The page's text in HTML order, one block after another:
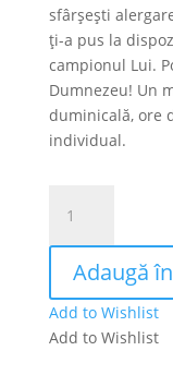
sfârșești
ți-a pus la
campionul Lui.
Dumnezeu! Un
duminicală, ore
individual.
Cum
să
devii
campionul
lui
Dumnezeu
Adaugă
Add to Wishlist
Add to Wishlist